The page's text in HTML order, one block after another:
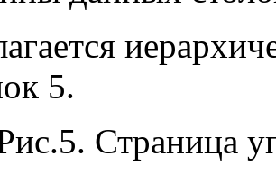
5.
Страница